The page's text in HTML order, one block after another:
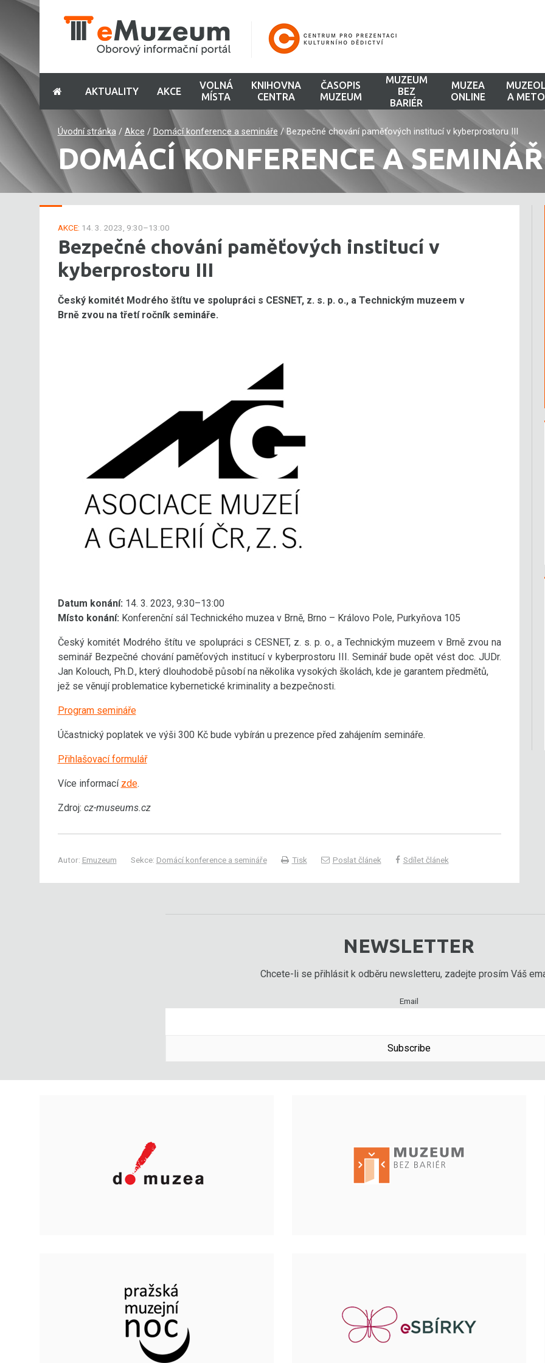
AKTUALITY AKCE
VOLNÁ
MÍSTA
KNIHOVNA
CENTRA
ČASOPIS
MUZEUM
MUZEUM
BEZ
BARIÉR
MUZEA
ONLINE
A
Úvodní stránka/ Akce / Domácí konference a semináře / Bezpečné chování paměťových institucí v kyberprostoru III
DOMÁCÍ KONFERENCE A
AKCE: 14. 3. 2023, 9:30–13:00
Bezpečné chování paměťových institucí v
kyberprostoru III
Český komitét Modrého štítu ve spolupráci s CESNET, z. s. p. o., a Technickým muzeem v
Brně zvou na třetí ročník semináře.
Datum konání: 14. 3. 2023, 9:30–13:00
Místo konání: Konferenční sál Technického muzea v Brně, Brno – Královo Pole, Purkyňova 105
Český komitét Modrého štítu ve spolupráci s CESNET, z. s. p. o., a Technickým muzeem v Brně zvou na
seminář Bezpečné chování paměťových institucí v kyberprostoru III. Seminář bude opět vést doc. JUDr.
Jan Kolouch, Ph.D., který dlouhodobě působí na několika vysokých školách, kde je garantem předmětů,
jež se věnují problematice kybernetické kriminality a bezpečnosti.
Program semináře
Účastnický poplatek ve výši 300 Kč bude vybírán u prezence před zahájením semináře.
Přihlašovací formulář
Více informací zde.
Zdroj: cz-museums.cz
Autor: Emuzeum Sekce: Domácí konference a semináře Tisk Poslat článek Sdílet článek
NEWSLETTER
Chcete-li se přihlásit k odběru newsletteru, zadejte prosím Váš
Email
Subscribe